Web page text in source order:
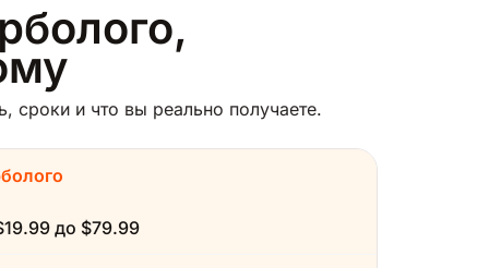
сроки и что вы реально получаете.
до $79.99